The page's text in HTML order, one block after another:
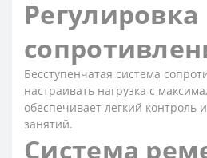
Регулировка
Бесступенчатая система
настраивать нагрузка с
обеспечивает легкий контроль
занятий.
Система